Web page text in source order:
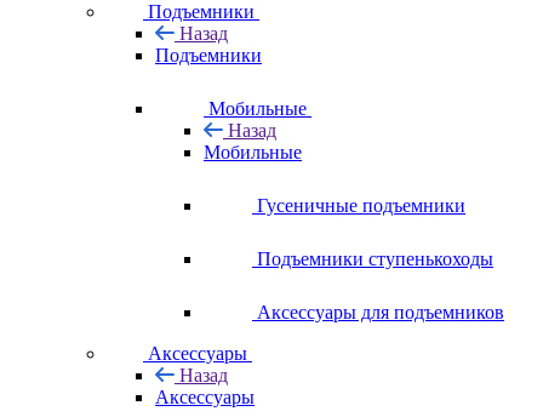
Подъемники
Назад
Подъемники
Мобильные
Назад
Мобильные
Гусеничные подъемники
Подъемники ступенькоходы
Аксессуары для подъемников
Аксессуары
Назад
Аксессуары